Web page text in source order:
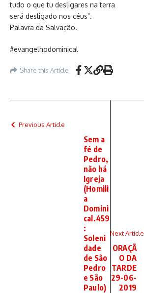
tudo o que tu desligares na terra
será desligado nos céus”.
Palavra da Salvação.
#evangelhodominical
Share this Article
Previous Article
Sem a
fé de
Pedro,
não há
Igreja
(Homili
a
Domini
cal.459
:
Soleni
dade
de São
Pedro
e São
Paulo)
Next Article
ORAÇÃ
O DA
TARDE
29-06-
2019